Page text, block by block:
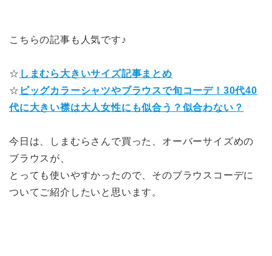
こちらの記事も人気です♪
☆ しまむら大きいサイズ記事まとめ
☆ ビッグカラーシャツやブラウスで旬コーデ！30代40
代に大きい襟は大人女性にも似合う？似合わない？
今日は、しまむらさんで買った、オーバーサイズめの
ブラウスが、
とっても使いやすかったので、そのブラウスコーデに
ついてご紹介したいと思います。